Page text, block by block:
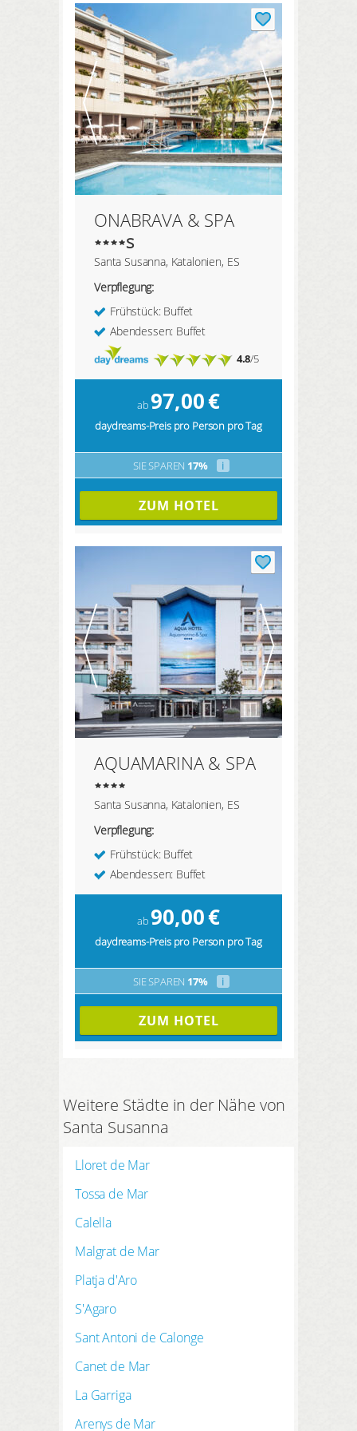
HIER REGISTRIEREN
Meine Buchungen
Meine Produkte
Meine Hotels
ANMELDEN
ONABRAVA & SPA
s
Santa Susanna, Katalonien, ES
Verpflegung:
Frühstück: Buffet
Abendessen: Buffet
4.8/5
ab97,00€
daydreams-Preis pro Person pro Tag
SIE SPAREN 17% i
ZUM HOTEL
AQUAMARINA & SPA
Santa Susanna, Katalonien, ES
Verpflegung:
Frühstück: Buffet
Abendessen: Buffet
ab90,00€
daydreams-Preis pro Person pro Tag
SIE SPAREN 17% i
ZUM HOTEL
Weitere Städte in der Nähe von
Santa Susanna
Lloret de Mar
Tossa de Mar
Calella
Malgrat de Mar
Platja d'Aro
S'Agaro
Sant Antoni de Calonge
Canet de Mar
La Garriga
Arenys de Mar